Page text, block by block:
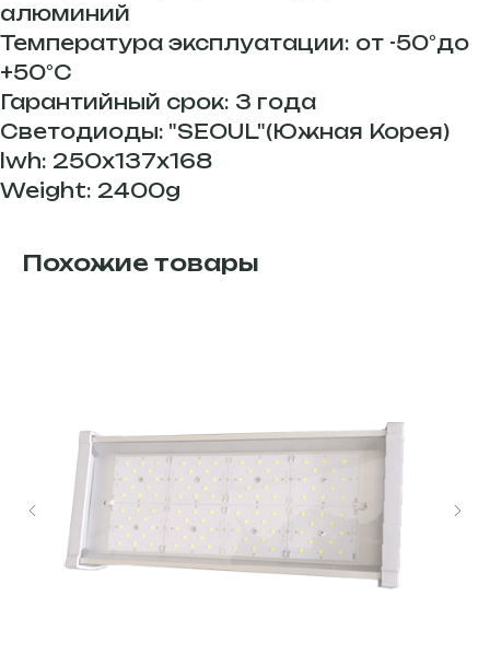
алюминий
Температура эксплуатации: от -50°до
+50°С
Гарантийный срок: 3 года
Светодиоды: "SEOUL"(Южная Корея)
lwh: 250x137x168
Weight: 2400g
Похожие товары